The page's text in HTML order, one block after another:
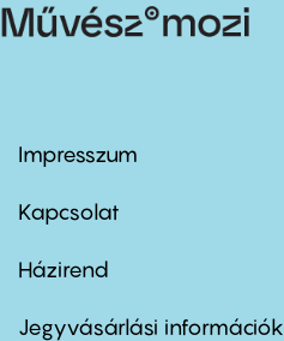
Footer
first
Impresszum
Kapcsolat
Footer
second
Házirend
Jegyvásárlási információk